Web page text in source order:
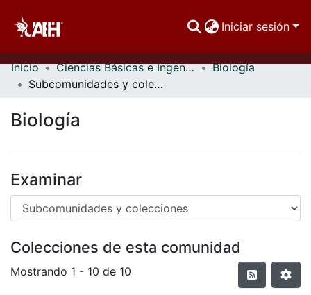
Iniciar sesión
Comunidades
Estadísticas
Inicio Ciencias Básicas e Ingeniería
Biología
Subcomunidades y colecciones
Biología
Examinar
Colecciones de esta comunidad
Mostrando 1 - 10 de 10